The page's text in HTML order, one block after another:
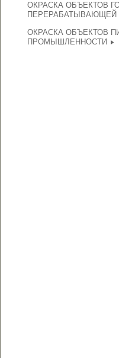
ОКРАСКА ОБЪЕКТОВ
ОКРАСКА ОБЪЕКТОВ
ПРОМЫШЛЕННОСТИ